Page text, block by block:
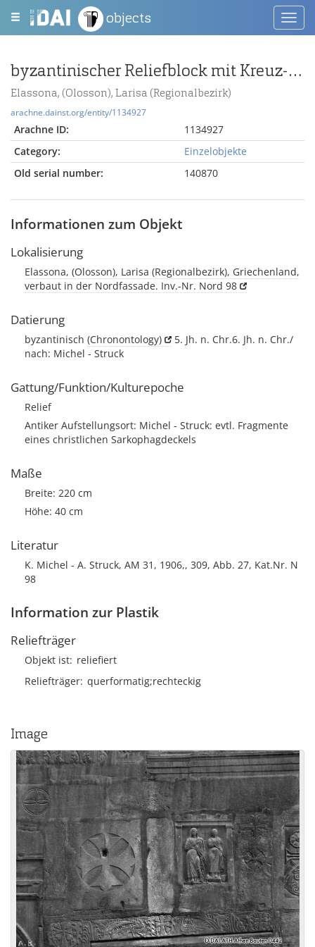
objects
byzantinischer Reliefblock mit Kreuz-, Tier- und Pflanzenmotiven
Elassona, (Olosson), Larisa (Regionalbezirk)
arachne.dainst.org/entity/1134927
Arachne ID:
1134927
Category:
Einzelobjekte
Old serial number:
140870
Informationen zum Objekt
Lokalisierung
Elassona, (Olosson), Larisa (Regionalbezirk), Griechenland,
verbaut in der Nordfassade. Inv.-Nr. Nord 98
Datierung
byzantinisch (Chronontology)
5. Jh. n. Chr.6. Jh. n. Chr./
nach: Michel - Struck
Gattung/Funktion/Kulturepoche
Relief
Antiker Aufstellungsort: Michel - Struck: evtl. Fragmente
eines christlichen Sarkophagdeckels
Maße
Breite: 220 cm
Höhe: 40 cm
Literatur
K. Michel - A. Struck, AM 31, 1906,, 309, Abb. 27, Kat.Nr. N
98
Information zur Plastik
Reliefträger
Objekt ist reliefiert
Reliefträger querformatig;rechteckig
Image